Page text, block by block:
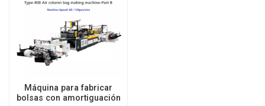
Máquina para fabricar
bolsas con amortiguación